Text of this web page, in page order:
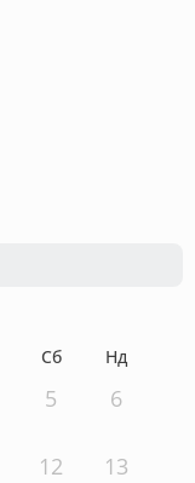
Сб Нд
5 6
12 13